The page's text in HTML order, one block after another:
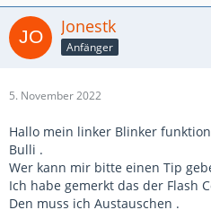
Jonestk
Anfänger
5. November 2022
Hallo mein linker Blinker
Bulli .
Wer kann mir bitte einen Tip
Ich habe gemerkt das der Flash
Den muss ich Austauschen .